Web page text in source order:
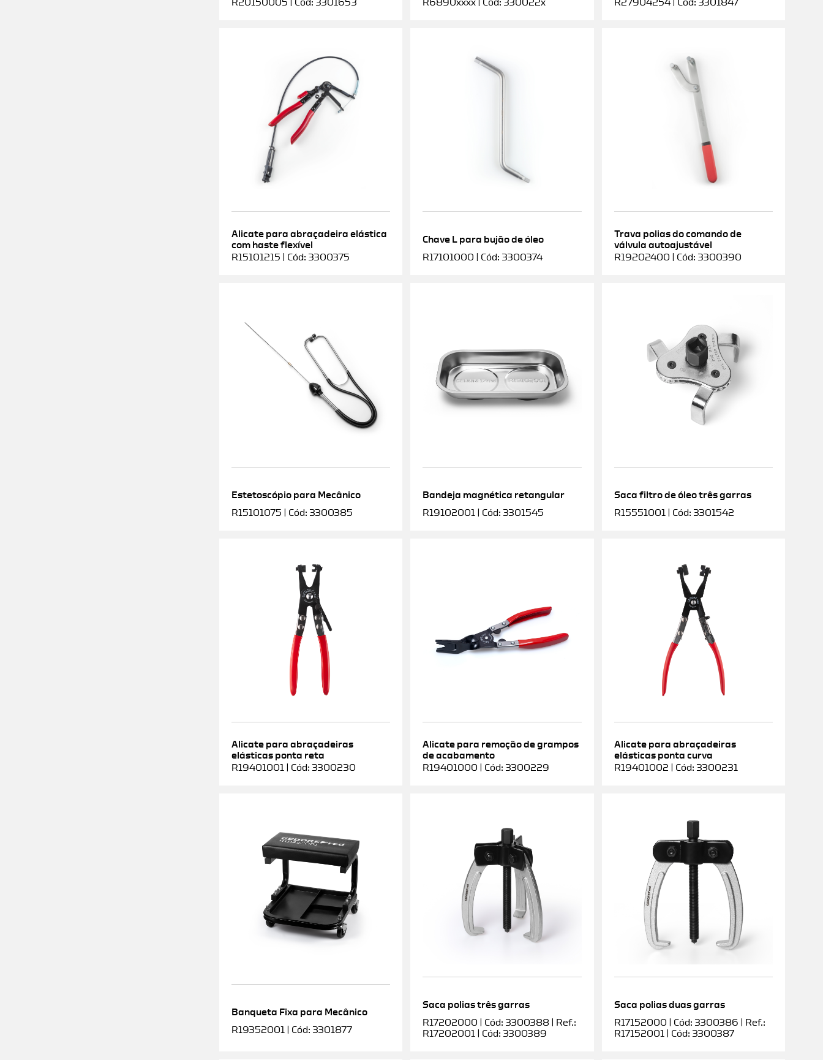
R20150005 | Cód: 3301653
R6890xxxx | Cód: 330022x
R27904254 | Cód: 3301847
Alicate para abraçadeira elástica
com haste flexível
R15101215 | Cód: 3300375
Chave L para bujão de óleo
R17101000 | Cód: 3300374
Trava polias do comando de
válvula autoajustável
R19202400 | Cód: 3300390
Estetoscópio para Mecânico
R15101075 | Cód: 3300385
Bandeja magnética retangular
R19102001 | Cód: 3301545
Saca filtro de óleo três garras
R15551001 | Cód: 3301542
Alicate para abraçadeiras
elásticas ponta reta
R19401001 | Cód: 3300230
Alicate para remoção de grampos
de acabamento
R19401000 | Cód: 3300229
Alicate para abraçadeiras
elásticas ponta curva
R19401002 | Cód: 3300231
Banqueta Fixa para Mecânico
R19352001 | Cód: 3301877
Saca polias três garras
R17202000 | Cód: 3300388 | Ref.:
R17202001 | Cód: 3300389
Saca polias duas garras
R17152000 | Cód: 3300386 | Ref.:
R17152001 | Cód: 3300387